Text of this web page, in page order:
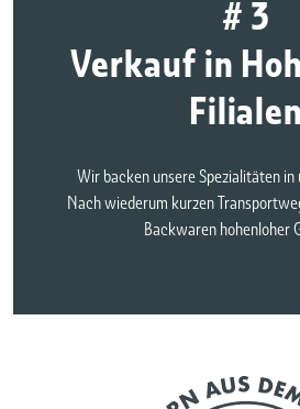
# 3
Verkauf in
Filialen
Wir backen unsere Spezialitäten in
Nach wiederum kurzen
Backwaren hohenloher